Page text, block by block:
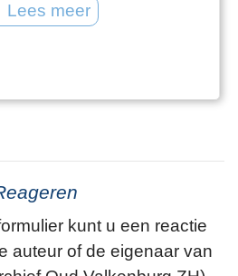
Lees meer
kunt u een reactie
auteur of de eigenaar van